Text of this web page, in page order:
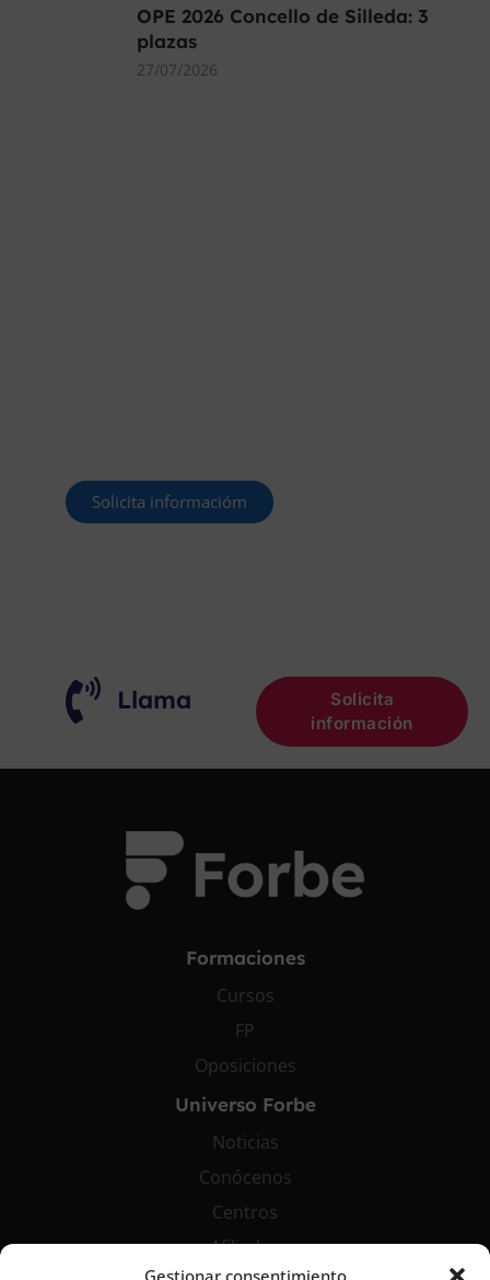
Gestionar consentimiento
OPE 2026 Concello de Silleda: 3
plazas
27/07/2026
Solicita informacióm
Llama
Solicita
información
Formaciones
Cursos
FP
Oposiciones
Universo Forbe
Noticias
Conócenos
Centros
Afiliados